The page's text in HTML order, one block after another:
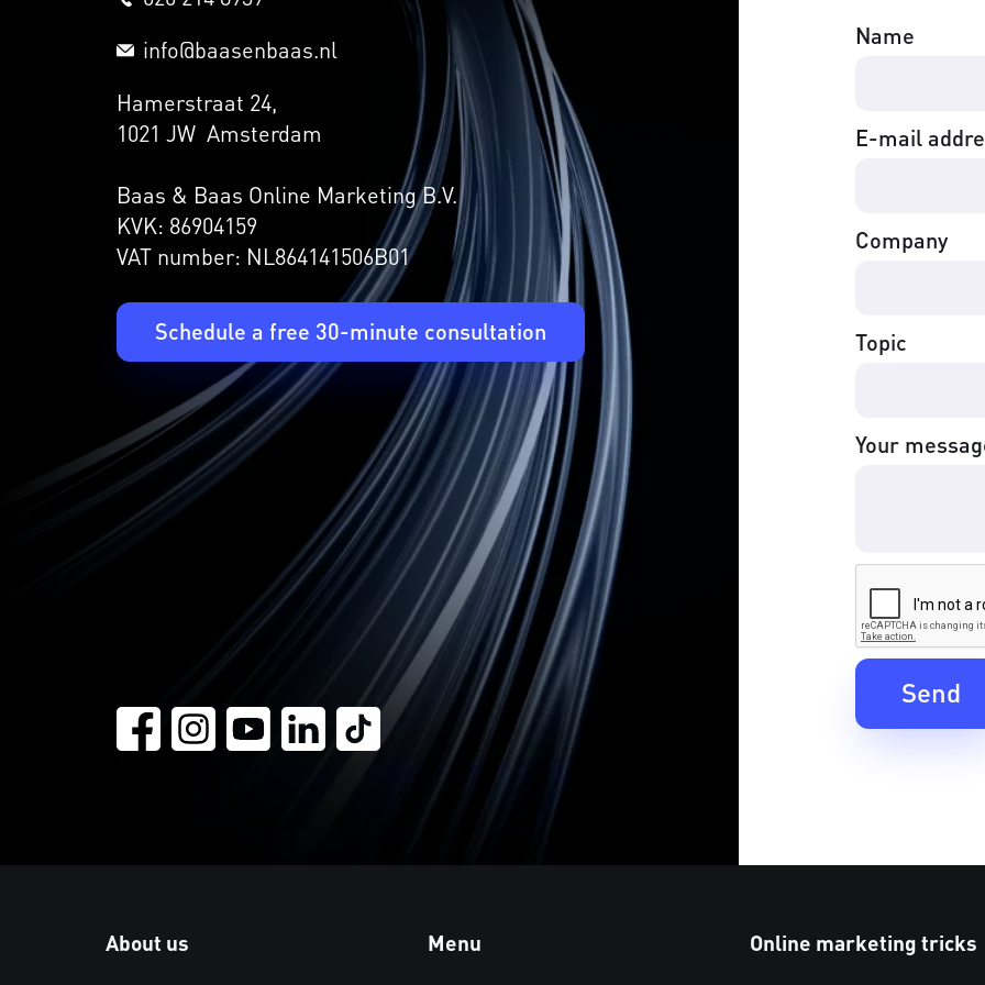
info@baasenbaas.nl
Hamerstraat 24,
1021 JW Amsterdam
Baas & Baas Online Marketing B.V.
KVK: 86904159
VAT number: NL864141506B01
Schedule a free 30-minute consultation
Name
E-mail
Company
Topic
Your
About us Menu Online marketing tricks